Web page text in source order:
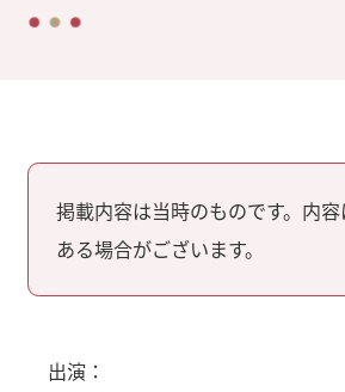
掲載内容は当時のものです。内
ある場合がございます。
出演：